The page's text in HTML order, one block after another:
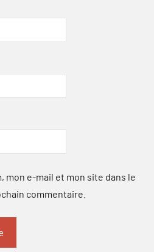
mon e-mail et mon site dans le
commentaire.